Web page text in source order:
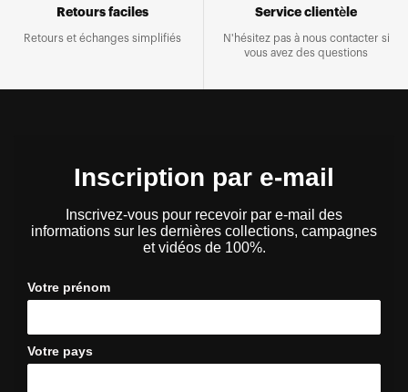
Retours faciles
Retours et échanges simplifiés
Service clientèle
N'hésitez pas à nous contacter si
vous avez des questions
Inscription par e-mail
Inscrivez-vous pour recevoir par e-mail des
informations sur les dernières collections, campagnes
et vidéos de 100%.
Votre prénom
Votre pays